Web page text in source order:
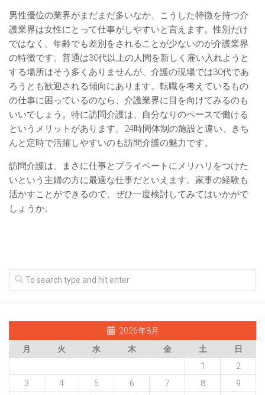
男性優位の業界がまだまだ多いなか、こうした特徴を持つ介
護業界は女性にとって仕事がしやすいと言えます。性別だけ
ではなく、年齢でも差別をされることが少ないのが介護業界
の特徴です。普通は30代以上の人間を新しく雇い入れようと
する場所はそう多くありませんが、介護の現場では30代であ
ろうとも歓迎される傾向にあります。転職を考えているもの
の仕事に困っているのなら、介護業界に目を向けてみるのも
いいでしょう。特に訪問介護は、自分なりのペースで働ける
というメリットがあります。24時間体制の施設と違い、きち
んと定時で活躍しやすいのも訪問介護の魅力です。
訪問介護は、まさに仕事とプライベートにメリハリをつけた
いという主婦の方に最適な仕事だといえます。家事の経験も
活かすことができるので、ぜひ一度検討してみてはいかがで
しょうか。
2026年8月
月
火 水 木 金 土
日
1
2
3
4 5 6 7 8
9